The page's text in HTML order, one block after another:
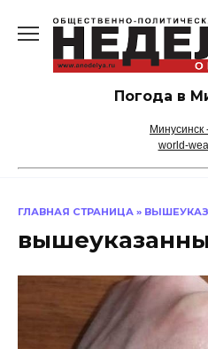
содержанию
Погода в
Минусинск
world-
ГЛАВНАЯ СТРАНИЦА »